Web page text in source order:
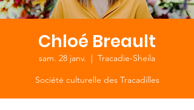
Chloé Breault
sam. 28 janv.
  |
Tracadie-Sheila
Société culturelle des Tracadilles